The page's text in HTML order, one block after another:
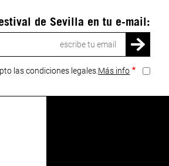
de Sevilla en tu e-mail:
las condiciones legales. Más info